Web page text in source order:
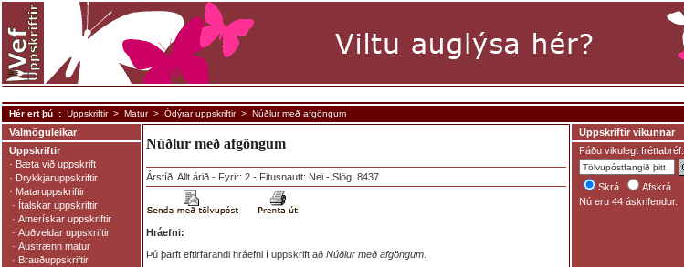
Núðlur með afgöngum
Árstíð: Allt árið - Fyrir: 2 - Fitusnautt: Nei - Slög: 8437
Hráefni:
Þú þarft eftirfarandi hráefni í uppskrift að Núðlur með afgöngum
Uppskriftir vikunnar
Fáðu vikulegt fréttabréf:
Skrá
Afskrá
Nú eru 44 áskrifendur.
Valmöguleikar
Uppskriftir
· Bæta við uppskrift
· Drykkjaruppskriftir
· Mataruppskriftir
· Ítalskar uppskriftir
· Amerískar uppskriftir
· Auðveldar uppskriftir
· Austrænn matur
· Brauðuppskriftir
Hér ert þú : Uppskriftir > Matur > Ódýrar uppskriftir > Núðlur með afgöngum